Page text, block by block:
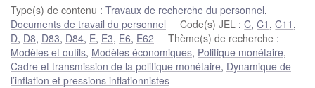
Type(s) de contenu : Travaux de recherche du personnel,
Documents de travail du personnel
Code(s) JEL :C,C1 ,C11 ,
D, D8, D83, D84, E, E3, E6, E62 Thème(s) de recherche :
Modèles et outils, Modèles économiques, Politique monétaire,
Cadre et transmission de la politique monétaire, Dynamique de
l’inflation et pressions inflationnistes